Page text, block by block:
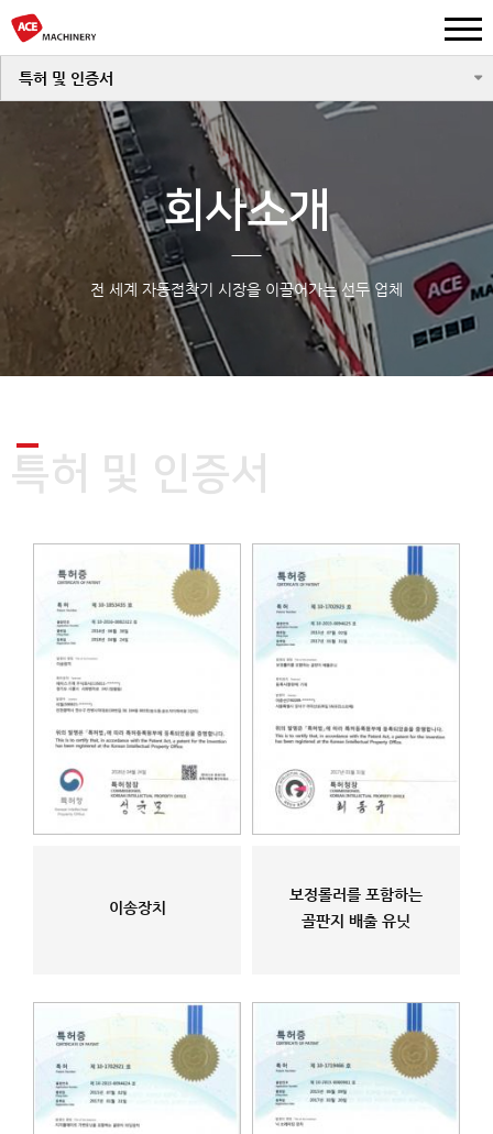
특허 및 인증서
회사소개
전 세계 자동접착기 시장을 이끌어가는 선두 업체
특허 및 인증서
이송장치
보정롤러를 포함하는
골판지 배출 유닛